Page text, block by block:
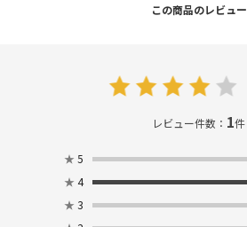
この商品のレビュー
レビュー件数： 1件
★ 5
★ 4
★ 3